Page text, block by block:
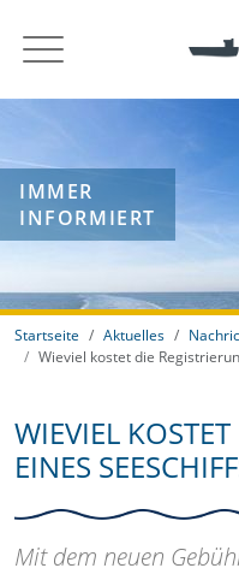
IMMER
INFORMIERT
Startseite Aktuelles
Wieviel kostet die
WIEVIEL
EINES
Mit dem neuen